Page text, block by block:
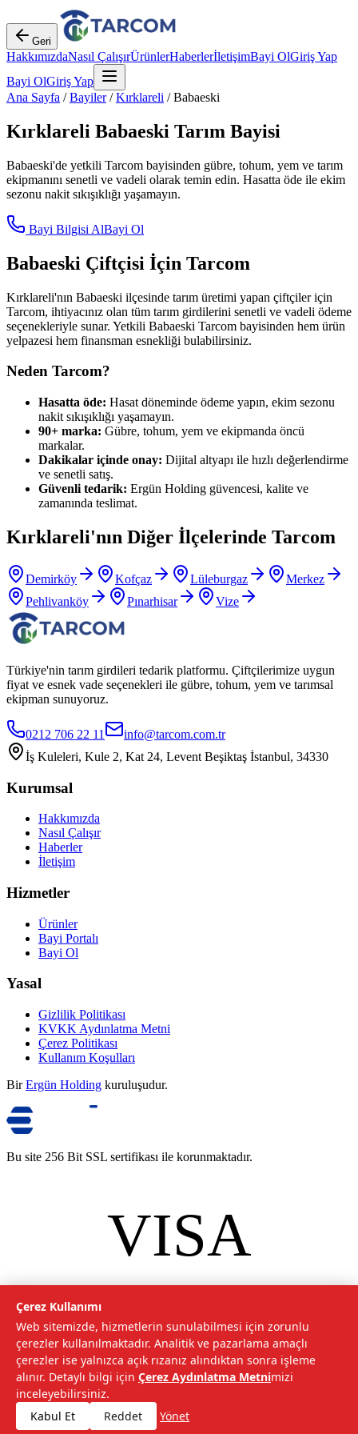
Geri
HakkımızdaNasıl ÇalışırÜrünlerHaberlerİletişimBayi OlGiriş Yap
Bayi OlGiriş Yap
Ana Sayfa /Bayiler/Kırklareli /Babaeski
Kırklareli Babaeski Tarım Bayisi
Babaeski'de yetkili Tarcom bayisinden gübre, tohum, yem ve tarım
ekipmanını senetli ve vadeli olarak temin edin. Hasatta öde ile ekim
sezonu nakit sıkışıklığı yaşamayın.
Bayi Bilgisi AlBayi Ol
Babaeski Çiftçisi İçin Tarcom
Kırklareli'nın Babaeski ilçesinde tarım üretimi yapan çiftçiler için
Tarcom, ihtiyacınız olan tüm tarım girdilerini senetli ve vadeli ödeme
seçenekleriyle sunar. Yetkili Babaeski Tarcom bayisinden hem ürün
yelpazesi hem finansman esnekliği bulabilirsiniz.
Neden Tarcom?
Hasatta öde: Hasat döneminde ödeme yapın, ekim sezonu
nakit sıkışıklığı yaşamayın.
90+ marka: Gübre, tohum, yem ve ekipmanda öncü
markalar.
Dakikalar içinde onay: Dijital altyapı ile hızlı değerlendirme
ve senetli satış.
Güvenli tedarik: Ergün Holding güvencesi, kalite ve
zamanında teslimat.
Kırklareli'nın Diğer İlçelerinde Tarcom
Demirköy Kofçaz Lüleburgaz
Merkez
Pehlivanköy
Pınarhisar Vize
Türkiye'nin tarım girdileri tedarik platformu. Çiftçilerimize uygun
fiyat ve esnek vade seçenekleri ile gübre, tohum, yem ve tarımsal
ekipman sunuyoruz.
0212 706 22 11
info@tarcom.com.tr
İş Kuleleri, Kule 2, Kat 24, Levent Beşiktaş İstanbul, 34330
Kurumsal
Hakkımızda
Nasıl Çalışır
Haberler
İletişim
Hizmetler
Ürünler
Bayi Portalı
Bayi Ol
Yasal
Gizlilik Politikası
KVKK Aydınlatma Metni
Çerez Politikası
Kullanım Koşulları
Bir Ergün Holding kuruluşudur.
Bu site 256 Bit SSL sertifikası ile korunmaktadır.
VISA
mastercard
2026Tarımcom Tarım ve Teknoloji A.Ş. Tüm hakları saklıdır.